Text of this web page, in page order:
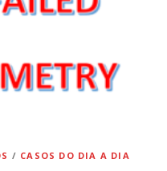
COMUNIDADE
/ CASOS DO DIA A DIA